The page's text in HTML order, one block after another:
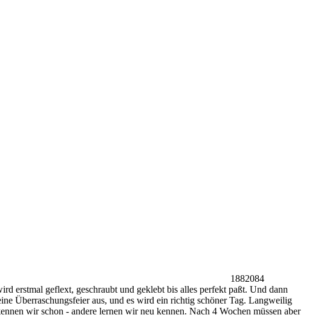
1882084
erstmal geflext, geschraubt und geklebt bis alles perfekt paßt. Und dann
Überraschungsfeier aus, und es wird ein richtig schöner Tag. Langweilig
wir schon - andere lernen wir neu kennen. Nach 4 Wochen müssen aber